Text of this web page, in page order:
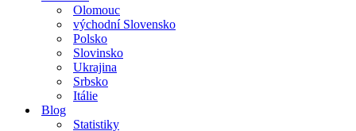
Olomouc
východní Slovensko
Polsko
Slovinsko
Ukrajina
Srbsko
Itálie
Blog
Statistiky